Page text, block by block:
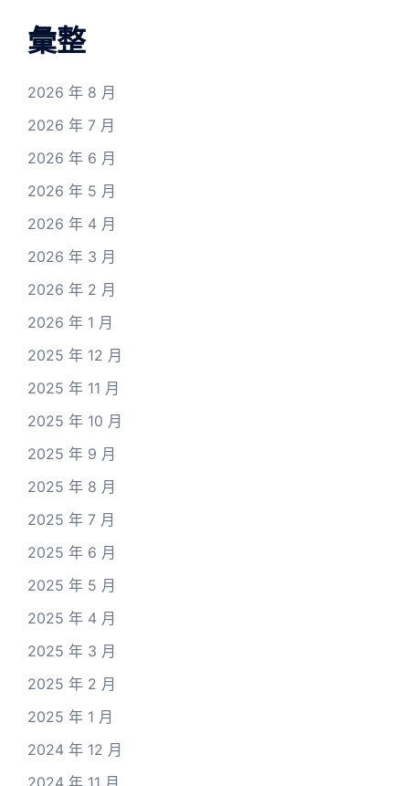
彙整
2026 年 8 月
2026 年 7 月
2026 年 6 月
2026 年 5 月
2026 年 4 月
2026 年 3 月
2026 年 2 月
2026 年 1 月
2025 年 12 月
2025 年 11 月
2025 年 10 月
2025 年 9 月
2025 年 8 月
2025 年 7 月
2025 年 6 月
2025 年 5 月
2025 年 4 月
2025 年 3 月
2025 年 2 月
2025 年 1 月
2024 年 12 月
2024 年 11 月